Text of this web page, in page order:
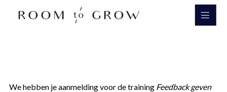
We hebben je aanmelding voor de training Feedback geven